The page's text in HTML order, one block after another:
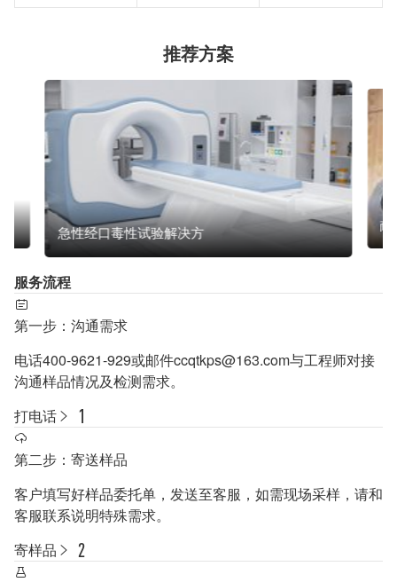
推荐方案
急性经口毒性试验解决方 耐
服务流程
第一步：沟通需求
电话400-9621-929或邮件ccqtkps@163.com与工程师对接
沟通样品情况及检测需求。
打电话
第二步：寄送样品
客户填写好样品委托单，发送至客服，如需现场采样，请和
客服联系说明特殊需求。
寄样品